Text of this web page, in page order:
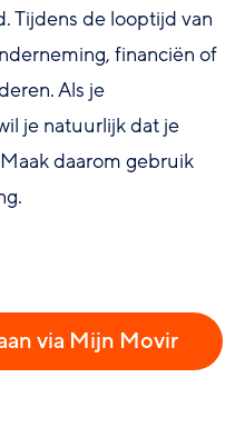
Tijdens de looptijd van
financiën of
Als je
je natuurlijk dat je
daarom gebruik
via Mijn Movir